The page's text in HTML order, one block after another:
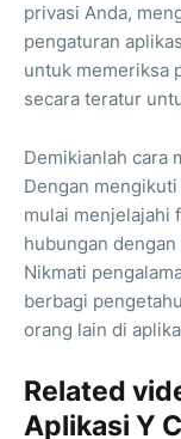
privasi Anda,
pengaturan
untuk memeriksa
secara teratur
Demikianlah cara
Dengan
mulai menjelajahi
hubungan
Nikmati
berbagi
orang lain di
Related
Aplikasi Y